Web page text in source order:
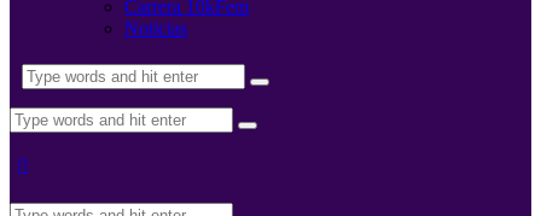
Carrera 10kFem
Noticias